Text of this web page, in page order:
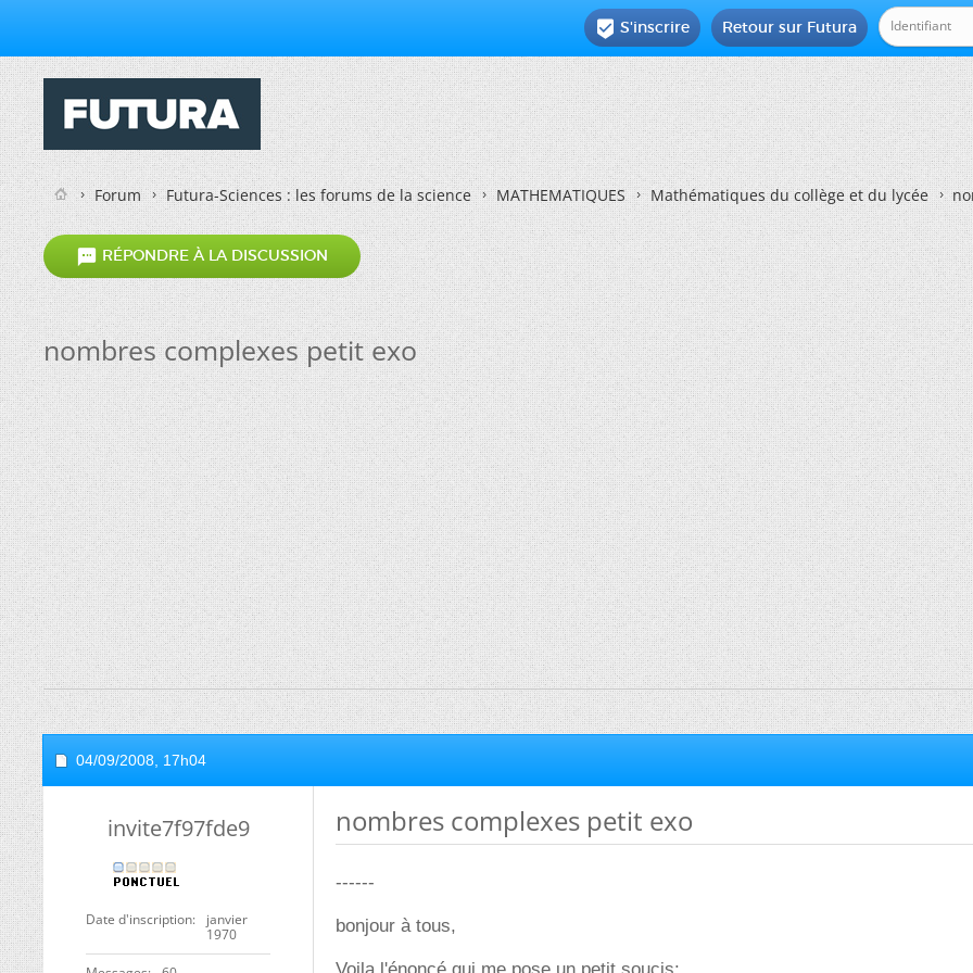
Retour sur Futura
 S'inscrire
Forum Futura-Sciences : les forums de la science MATHEMATIQUES Mathématiques du collège et du lycée
 RÉPONDRE À LA DISCUSSION
nombres complexes petit exo
04/09/2008, 17h04
invite7f97fde9
Date d'inscription
janvier
1970
nombres complexes petit exo
------
bonjour à tous,